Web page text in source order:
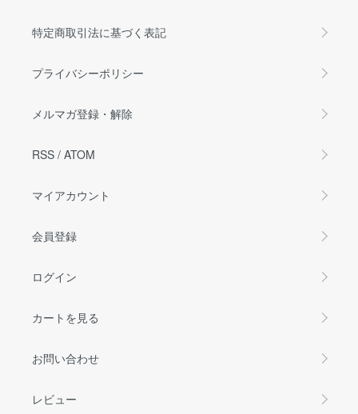
特定商取引法に基づく表記
プライバシーポリシー
メルマガ登録・解除
RSS / ATOM
マイアカウント
会員登録
ログイン
カートを見る
お問い合わせ
レビュー